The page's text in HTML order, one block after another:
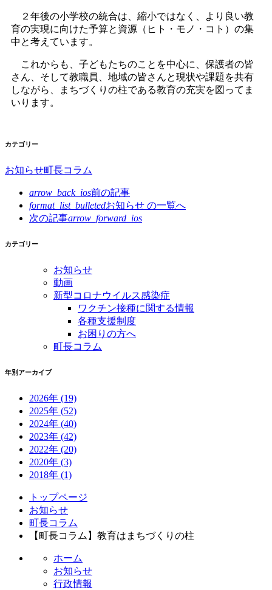
２年後の小学校の統合は、縮小ではなく、より良い教
育の実現に向けた予算と資源（ヒト・モノ・コト）の集
中と考えています。
これからも、子どもたちのことを中心に、保護者の皆
さん、そして教職員、地域の皆さんと現状や課題を共有
しながら、まちづくりの柱である教育の充実を図ってま
いります。
カテゴリー
お知らせ町長コラム
arrow_back_ios前の記事
format_list_bulletedお知らせ の一覧へ
次の記事arrow_forward_ios
カテゴリー
お知らせ
動画
新型コロナウイルス感染症
ワクチン接種に関する情報
各種支援制度
お困りの方へ
町長コラム
年別アーカイブ
2026年 (19)
2025年 (52)
2024年 (40)
2023年 (42)
2022年 (20)
2020年 (3)
2018年 (1)
トップページ
お知らせ
町長コラム
【町長コラム】教育はまちづくりの柱
ホーム
お知らせ
行政情報